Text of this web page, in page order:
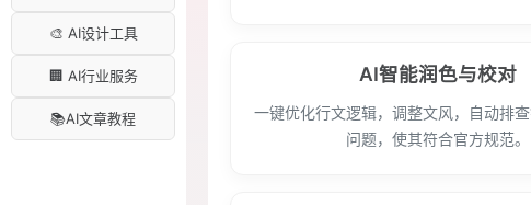
🎨 AI设计工具
🏢 AI行业服务
📚AI文章教程
AI智能润色与校对
一键优化行文逻辑，调整文风，自动排
问题，使其符合官方规范。